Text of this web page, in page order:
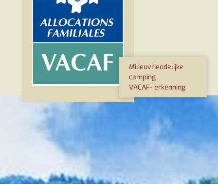
Milieuvriendelijke
camping
VACAF- erkenning